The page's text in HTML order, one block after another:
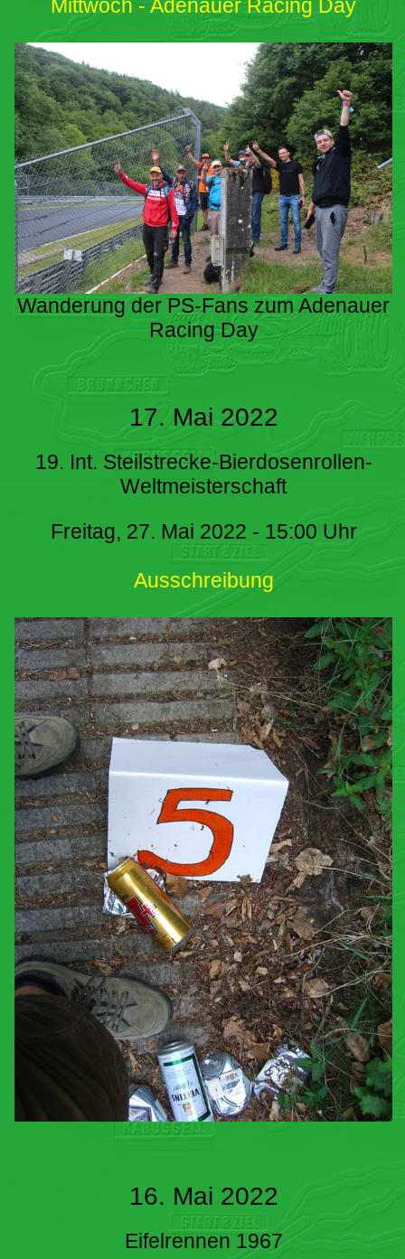
Mittwoch - Adenauer Racing Day
Wanderung der PS-Fans zum Adenauer
Racing Day
17. Mai 2022
19. Int. Steilstrecke-Bierdosenrollen-
Weltmeisterschaft
Freitag, 27. Mai 2022 - 15:00 Uhr
Ausschreibung
16. Mai 2022
Eifelrennen 1967